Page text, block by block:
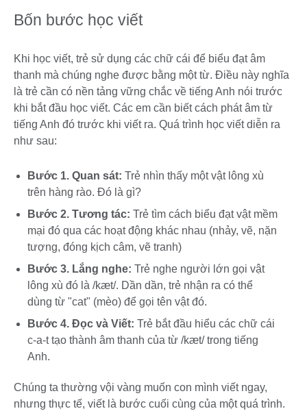
Bốn bước học viết
Khi học viết, trẻ sử dụng các chữ cái để biểu đạt âm
thanh mà chúng nghe được bằng một từ. Điều này nghĩa
là trẻ cần có nền tảng vững chắc về tiếng Anh nói trước
khi bắt đầu học viết. Các em cần biết cách phát âm từ
tiếng Anh đó trước khi viết ra. Quá trình học viết diễn ra
như sau:
Bước 1. Quan sát: Trẻ nhìn thấy một vật lông xù
trên hàng rào. Đó là gì?
Bước 2. Tương tác: Trẻ tìm cách biểu đạt vật mềm
mại đó qua các hoạt động khác nhau (nhảy, vẽ, nặn
tượng, đóng kịch câm, vẽ tranh)
Bước 3. Lắng nghe: Trẻ nghe người lớn gọi vật
lông xù đó là /kæt/. Dần dần, trẻ nhận ra có thể
dùng từ "cat" (mèo) để gọi tên vật đó.
Bước 4. Đọc và Viết: Trẻ bắt đầu hiểu các chữ cái
c-a-t tạo thành âm thanh của từ /kæt/ trong tiếng
Anh.
Chúng ta thường vội vàng muốn con mình viết ngay,
nhưng thực tế, viết là bước cuối cùng của một quá trình.